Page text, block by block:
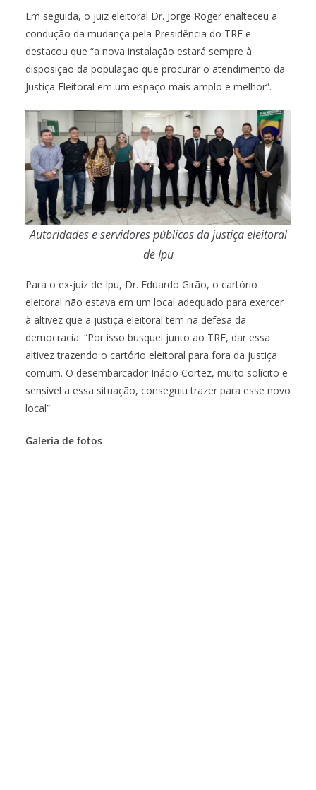
Em seguida, o juiz eleitoral Dr. Jorge Roger enalteceu a
condução da mudança pela Presidência do TRE e
destacou que “a nova instalação estará sempre à
disposição da população que procurar o atendimento da
Justiça Eleitoral em um espaço mais amplo e melhor”.
Autoridades e servidores públicos da justiça eleitoral
de Ipu
Para o ex-juiz de Ipu, Dr. Eduardo Girão, o cartório
eleitoral não estava em um local adequado para exercer
à altivez que a justiça eleitoral tem na defesa da
democracia. “Por isso busquei junto ao TRE, dar essa
altivez trazendo o cartório eleitoral para fora da justiça
comum. O desembarcador Inácio Cortez, muito solícito e
sensível a essa situação, conseguiu trazer para esse novo
local”
Galeria de fotos